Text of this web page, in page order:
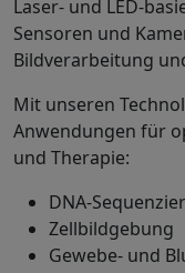
Laser- und LED-
Sensoren und
Bildverarbeitung
Mit unseren
Anwendungen für
und Therapie:
DNA-
Zellbildgebung
Gewebe- und